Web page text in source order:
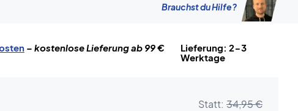
Brauchst du Hilfe?
– kostenlose Lieferung ab 99 €
Lieferung: 2-3
Werktage
Statt: 34,95 €